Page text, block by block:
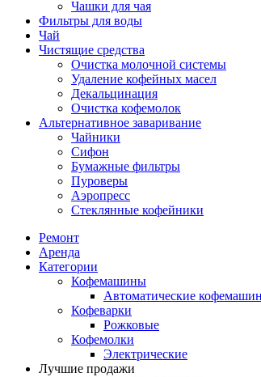
Чашки для чая
Фильтры для воды
Чай
Чистящие средства
Очистка молочной системы
Удаление кофейных масел
Декальцинация
Очистка кофемолок
Альтернативное заваривание
Чайники
Сифон
Бумажные фильтры
Пуроверы
Аэропресс
Стеклянные кофейники
Ремонт
Аренда
Категории
Кофемашины
Автоматические
Кофеварки
Рожковые
Кофемолки
Электрические
Лучшие продажи